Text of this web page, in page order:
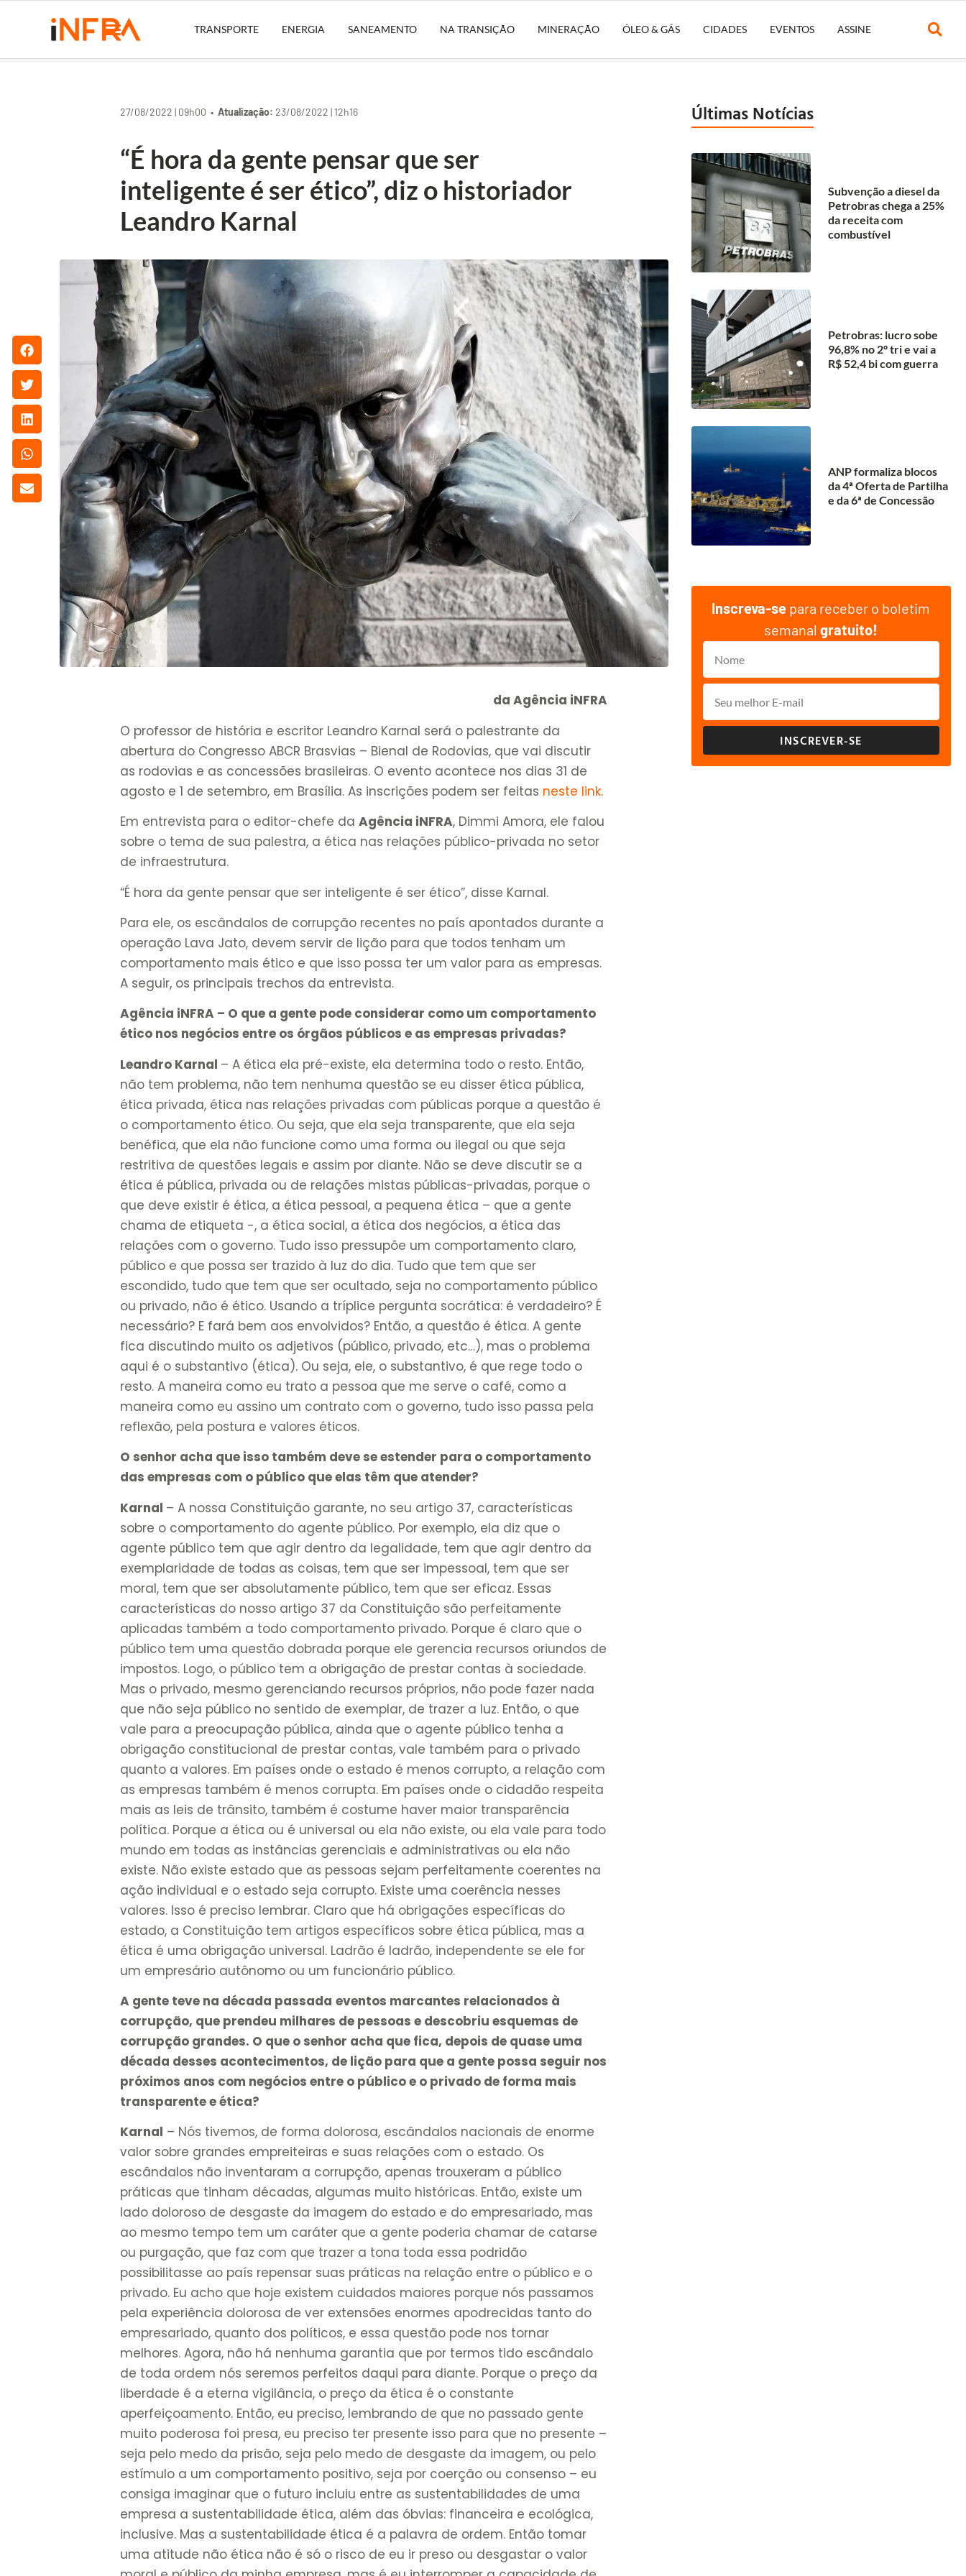
TRANSPORTE ENERGIA SANEAMENTO NA TRANSIÇÃO MINERAÇÃO ÓLEO & GÁS CIDADES EVENTOS ASSINE
27/08/2022 | 09h00 •Atualização: 23/08/2022 | 12h16
“É hora da gente pensar que ser
inteligente é ser ético”, diz o historiador
Leandro Karnal
da Agência iNFRA
O professor de história e escritor Leandro Karnal será o palestrante da
abertura do Congresso ABCR Brasvias – Bienal de Rodovias, que vai discutir
as rodovias e as concessões brasileiras. O evento acontece nos dias 31 de
agosto e 1 de setembro, em Brasília. As inscrições podem ser feitas neste link.
Em entrevista para o editor-chefe daAgência iNFRA, Dimmi Amora, ele falou
sobre o tema de sua palestra, a ética nas relações público-privada no setor
de infraestrutura.
“É hora da gente pensar que ser inteligente é ser ético”, disse Karnal.
Para ele, os escândalos de corrupção recentes no país apontados durante a
operação Lava Jato, devem servir de lição para que todos tenham um
comportamento mais ético e que isso possa ter um valor para as empresas.
A seguir, os principais trechos da entrevista.
Agência iNFRA – O que a gente pode considerar como um comportamento
ético nos negócios entre os órgãos públicos e as empresas privadas?
Leandro Karnal – A ética ela pré-existe, ela determina todo o resto. Então,
não tem problema, não tem nenhuma questão se eu disser ética pública,
ética privada, ética nas relações privadas com públicas porque a questão é
o comportamento ético. Ou seja, que ela seja transparente, que ela seja
benéfica, que ela não funcione como uma forma ou ilegal ou que seja
restritiva de questões legais e assim por diante. Não se deve discutir se a
ética é pública, privada ou de relações mistas públicas-privadas, porque o
que deve existir é ética, a ética pessoal, a pequena ética – que a gente
chama de etiqueta -, a ética social, a ética dos negócios, a ética das
relações com o governo. Tudo isso pressupõe um comportamento claro,
público e que possa ser trazido à luz do dia. Tudo que tem que ser
escondido, tudo que tem que ser ocultado, seja no comportamento público
ou privado, não é ético. Usando a tríplice pergunta socrática: é verdadeiro? É
necessário? E fará bem aos envolvidos? Então, a questão é ética. A gente
fica discutindo muito os adjetivos (público, privado, etc…), mas o problema
aqui é o substantivo (ética). Ou seja, ele, o substantivo, é que rege todo o
resto. A maneira como eu trato a pessoa que me serve o café, como a
maneira como eu assino um contrato com o governo, tudo isso passa pela
reflexão, pela postura e valores éticos.
O senhor acha que isso também deve se estender para o comportamento
das empresas com o público que elas têm que atender?
Karnal – A nossa Constituição garante, no seu artigo 37, características
sobre o comportamento do agente público. Por exemplo, ela diz que o
agente público tem que agir dentro da legalidade, tem que agir dentro da
exemplaridade de todas as coisas, tem que ser impessoal, tem que ser
moral, tem que ser absolutamente público, tem que ser eficaz. Essas
características do nosso artigo 37 da Constituição são perfeitamente
aplicadas também a todo comportamento privado. Porque é claro que o
público tem uma questão dobrada porque ele gerencia recursos oriundos de
impostos. Logo, o público tem a obrigação de prestar contas à sociedade.
Mas o privado, mesmo gerenciando recursos próprios, não pode fazer nada
que não seja público no sentido de exemplar, de trazer a luz. Então, o que
vale para a preocupação pública, ainda que o agente público tenha a
obrigação constitucional de prestar contas, vale também para o privado
quanto a valores. Em países onde o estado é menos corrupto, a relação com
as empresas também é menos corrupta. Em países onde o cidadão respeita
mais as leis de trânsito, também é costume haver maior transparência
política. Porque a ética ou é universal ou ela não existe, ou ela vale para todo
mundo em todas as instâncias gerenciais e administrativas ou ela não
existe. Não existe estado que as pessoas sejam perfeitamente coerentes na
ação individual e o estado seja corrupto. Existe uma coerência nesses
valores. Isso é preciso lembrar. Claro que há obrigações específicas do
estado, a Constituição tem artigos específicos sobre ética pública, mas a
ética é uma obrigação universal. Ladrão é ladrão, independente se ele for
um empresário autônomo ou um funcionário público.
A gente teve na década passada eventos marcantes relacionados à
corrupção, que prendeu milhares de pessoas e descobriu esquemas de
corrupção grandes. O que o senhor acha que fica, depois de quase uma
década desses acontecimentos, de lição para que a gente possa seguir nos
próximos anos com negócios entre o público e o privado de forma mais
transparente e ética?
Karnal – Nós tivemos, de forma dolorosa, escândalos nacionais de enorme
valor sobre grandes empreiteiras e suas relações com o estado. Os
escândalos não inventaram a corrupção, apenas trouxeram a público
práticas que tinham décadas, algumas muito históricas. Então, existe um
lado doloroso de desgaste da imagem do estado e do empresariado, mas
ao mesmo tempo tem um caráter que a gente poderia chamar de catarse
ou purgação, que faz com que trazer a tona toda essa podridão
possibilitasse ao país repensar suas práticas na relação entre o público e o
privado. Eu acho que hoje existem cuidados maiores porque nós passamos
pela experiência dolorosa de ver extensões enormes apodrecidas tanto do
empresariado, quanto dos políticos, e essa questão pode nos tornar
melhores. Agora, não há nenhuma garantia que por termos tido escândalo
de toda ordem nós seremos perfeitos daqui para diante. Porque o preço da
liberdade é a eterna vigilância, o preço da ética é o constante
aperfeiçoamento. Então, eu preciso, lembrando de que no passado gente
muito poderosa foi presa, eu preciso ter presente isso para que no presente –
seja pelo medo da prisão, seja pelo medo de desgaste da imagem, ou pelo
estímulo a um comportamento positivo, seja por coerção ou consenso – eu
consiga imaginar que o futuro incluiu entre as sustentabilidades de uma
empresa a sustentabilidade ética, além das óbvias: financeira e ecológica,
inclusive. Mas a sustentabilidade ética é a palavra de ordem. Então tomar
uma atitude não ética não é só o risco de eu ir preso ou desgastar o valor
Últimas Notícias
Subvenção a diesel da
Petrobras chega a 25%
da receita com
combustível
Petrobras: lucro sobe
96,8% no 2º tri e vai a
R$ 52,4 bi com guerra
ANP formaliza blocos
da 4ª Oferta de Partilha
e da 6ª de Concessão
Inscreva-se para receber o boletim
semanalgratuito!
INSCREVER-SE